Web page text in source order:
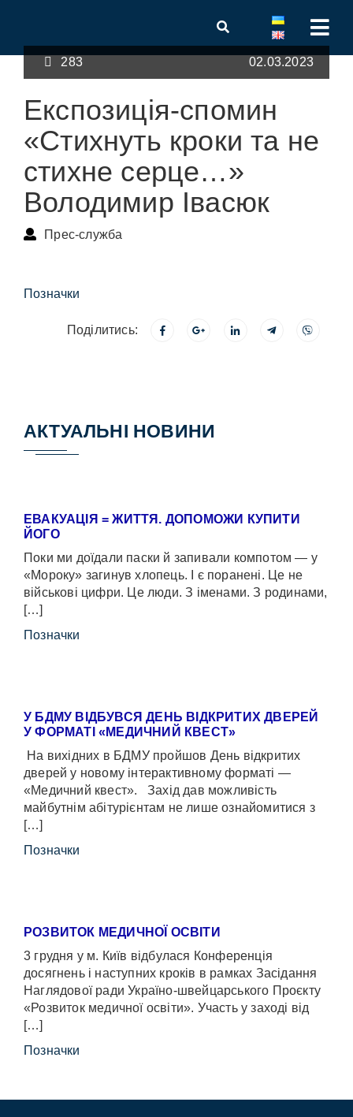
283 02.03.2023
Експозиція-спомин
«Стихнуть кроки та не
стихне серце…»
Володимир Івасюк
Прес-служба
Позначки
Поділитись:
АКТУАЛЬНІ НОВИНИ
ЕВАКУАЦІЯ = ЖИТТЯ. ДОПОМОЖИ КУПИТИ
ЙОГО
Поки ми доїдали паски й запивали компотом — у
«Мороку» загинув хлопець. І є поранені. Це не
військові цифри. Це люди. З іменами. З родинами,
[…]
Позначки
У БДМУ ВІДБУВСЯ ДЕНЬ ВІДКРИТИХ ДВЕРЕЙ
У ФОРМАТІ «МЕДИЧНИЙ КВЕСТ»
На вихідних в БДМУ пройшов День відкритих
дверей у новому інтерактивному форматі —
«Медичний квест». Захід дав можливість
майбутнім абітурієнтам не лише ознайомитися з
[…]
Позначки
РОЗВИТОК МЕДИЧНОЇ ОСВІТИ
3 грудня у м. Київ відбулася Конференція
досягнень і наступних кроків в рамках Засідання
Наглядової ради Україно-швейцарського Проєкту
«Розвиток медичної освіти». Участь у заході від
[…]
Позначки